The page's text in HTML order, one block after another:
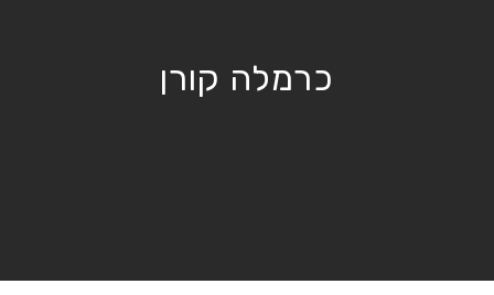
כרמלה קורן